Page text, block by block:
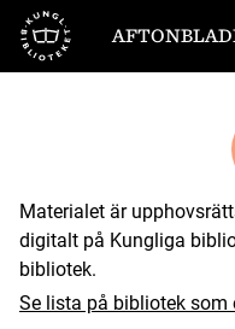
Till startsidan
Materialet är
digitalt på Kungliga
bibliotek.
Se lista på bibliotek